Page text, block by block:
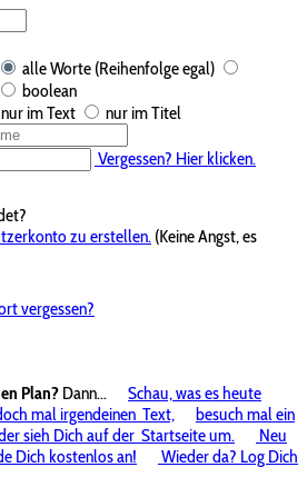
alle Worte (Reihenfolge egal)
boolean
nur im Text
nur im Titel
Vergessen? Hier klicken.
zu erstellen. (Keine Angst, es
vergessen?
Plan? Dann...
Schau, was es heute
mal irgendeinen Text,
besuch mal ein
sieh Dich auf der Startseite um.
Neu
Dich kostenlos an!
Wieder da? Log Dich